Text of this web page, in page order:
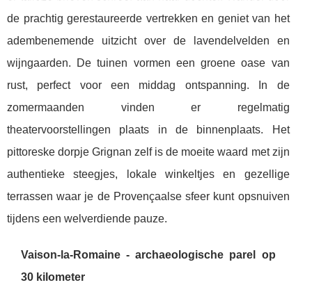
de prachtig gerestaureerde vertrekken en geniet van het
adembenemende uitzicht over de lavendelvelden en
wijngaarden. De tuinen vormen een groene oase van
rust, perfect voor een middag ontspanning. In de
zomermaanden vinden er regelmatig
theatervoorstellingen plaats in de binnenplaats. Het
pittoreske dorpje Grignan zelf is de moeite waard met zijn
authentieke steegjes, lokale winkeltjes en gezellige
terrassen waar je de Provençaalse sfeer kunt opsnuiven
tijdens een welverdiende pauze.
Vaison-la-Romaine - archaeologische parel op
30 kilometer